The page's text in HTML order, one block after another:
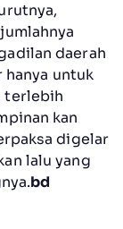
daerah
untuk
terlebih
kan
digelar
lalu yang
bd